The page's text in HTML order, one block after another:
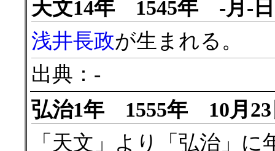
天文14年 1545年 -月-
浅井長政が生まれる。
出典：-
弘治1年 1555年 10月
「天文」より「弘治」